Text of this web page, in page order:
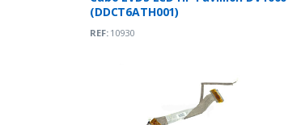
(DDCT6ATH001)
REF:10930